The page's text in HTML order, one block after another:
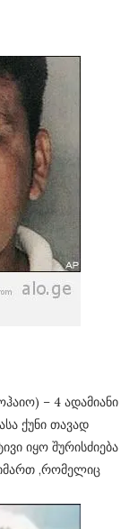
– 4 ადამიანი
ქუნი თავად
იყო შურისძიება
,რომელიც